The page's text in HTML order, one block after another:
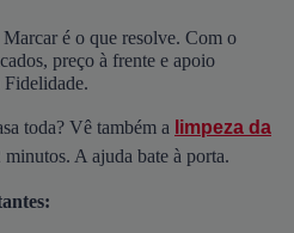
é o que resolve. Com o
preço à frente e apoio
toda? Vê também a limpeza da
A ajuda bate à porta.